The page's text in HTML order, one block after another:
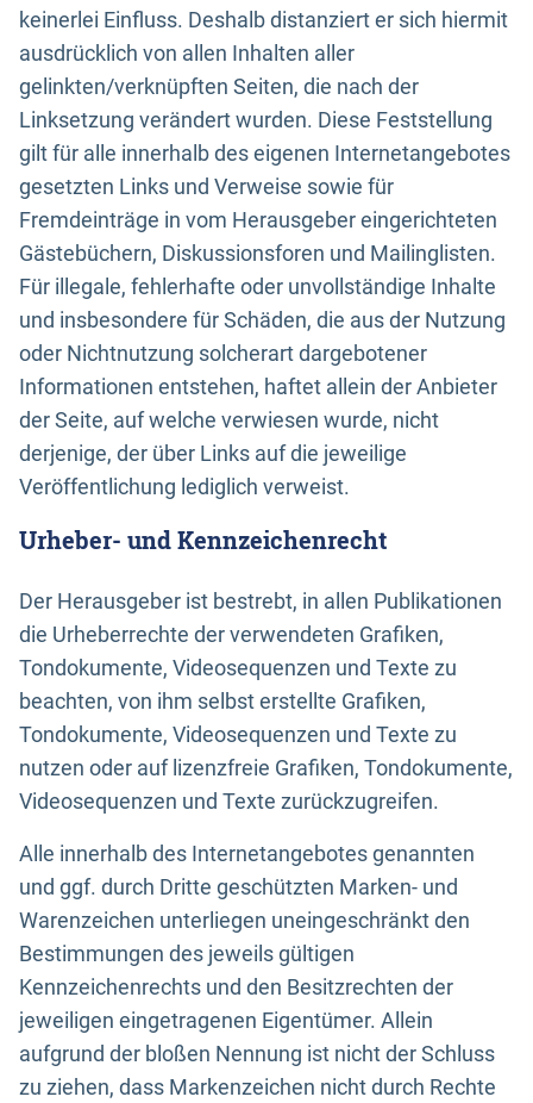
keinerlei Einfluss. Deshalb distanziert er sich hiermit
ausdrücklich von allen Inhalten aller
gelinkten/verknüpften Seiten, die nach der
Linksetzung verändert wurden. Diese Feststellung
gilt für alle innerhalb des eigenen Internetangebotes
gesetzten Links und Verweise sowie für
Fremdeinträge in vom Herausgeber eingerichteten
Gästebüchern, Diskussionsforen und Mailinglisten.
Für illegale, fehlerhafte oder unvollständige Inhalte
und insbesondere für Schäden, die aus der Nutzung
oder Nichtnutzung solcherart dargebotener
Informationen entstehen, haftet allein der Anbieter
der Seite, auf welche verwiesen wurde, nicht
derjenige, der über Links auf die jeweilige
Veröffentlichung lediglich verweist.
Urheber- und Kennzeichenrecht
Der Herausgeber ist bestrebt, in allen Publikationen
die Urheberrechte der verwendeten Grafiken,
Tondokumente, Videosequenzen und Texte zu
beachten, von ihm selbst erstellte Grafiken,
Tondokumente, Videosequenzen und Texte zu
nutzen oder auf lizenzfreie Grafiken, Tondokumente,
Videosequenzen und Texte zurückzugreifen.
Alle innerhalb des Internetangebotes genannten
und ggf. durch Dritte geschützten Marken- und
Warenzeichen unterliegen uneingeschränkt den
Bestimmungen des jeweils gültigen
Kennzeichenrechts und den Besitzrechten der
jeweiligen eingetragenen Eigentümer. Allein
aufgrund der bloßen Nennung ist nicht der Schluss
zu ziehen, dass Markenzeichen nicht durch Rechte